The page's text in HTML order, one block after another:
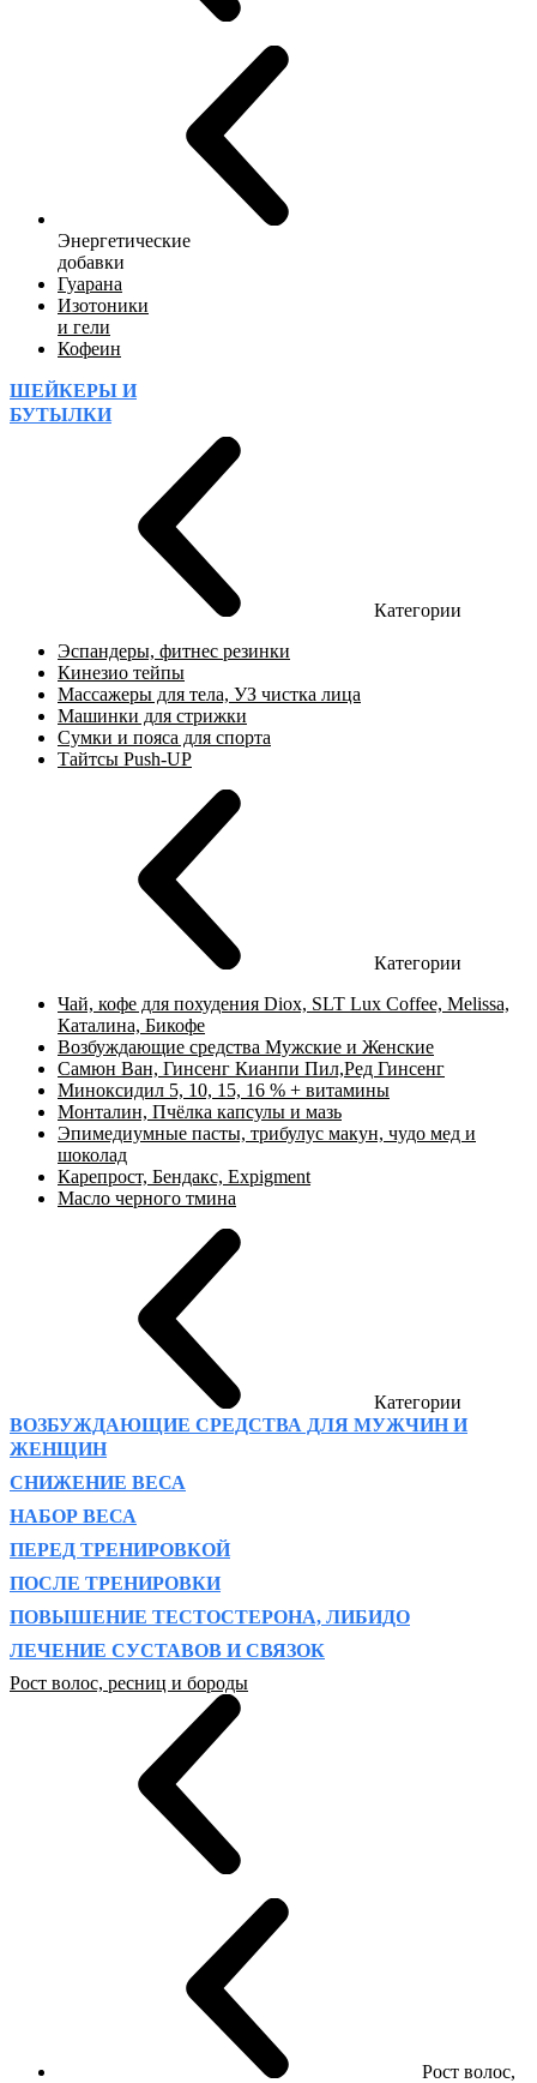
Энергетические
добавки
Гуарана
Изотоники
и гели
Кофеин
ШЕЙКЕРЫ И
БУТЫЛКИ
Категории
Эспандеры, фитнес резинки
Кинезио тейпы
Массажеры для тела, УЗ чистка лица
Машинки для стрижки
Сумки и пояса для спорта
Тайтсы Push-UP
Категории
Чай, кофе для похудения Diox, SLT Lux Coffee, Melissa,
Каталина, Бикофе
Возбуждающие средства Мужские и Женские
Самюн Ван, Гинсенг Кианпи Пил,Ред Гинсенг
Миноксидил 5, 10, 15, 16 % + витамины
Монталин, Пчёлка капсулы и мазь
Эпимедиумные пасты, трибулус макун, чудо мед и
шоколад
Карепрост, Бендакс, Expigment
Масло черного тмина
Категории
ВОЗБУЖДАЮЩИЕ СРЕДСТВА ДЛЯ МУЖЧИН И
ЖЕНЩИН
СНИЖЕНИЕ ВЕСА
НАБОР ВЕСА
ПЕРЕД ТРЕНИРОВКОЙ
ПОСЛЕ ТРЕНИРОВКИ
ПОВЫШЕНИЕ ТЕСТОСТЕРОНА, ЛИБИДО
ЛЕЧЕНИЕ СУСТАВОВ И СВЯЗОК
Рост волос, ресниц и бороды
Рост волос,